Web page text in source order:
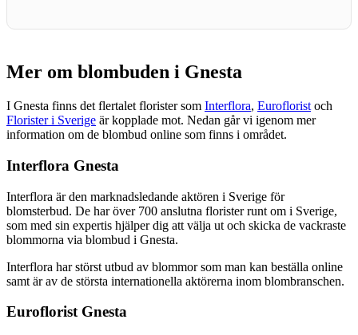
Mer om blombuden i Gnesta
I Gnesta finns det flertalet florister som Interflora, Euroflorist och
Florister i Sverige är kopplade mot. Nedan går vi igenom mer
information om de blombud online som finns i området.
Interflora Gnesta
Interflora är den marknadsledande aktören i Sverige för
blomsterbud. De har över 700 anslutna florister runt om i Sverige,
som med sin expertis hjälper dig att välja ut och skicka de vackraste
blommorna via blombud i Gnesta.
Interflora har störst utbud av blommor som man kan beställa online
samt är av de största internationella aktörerna inom blombranschen.
Euroflorist Gnesta